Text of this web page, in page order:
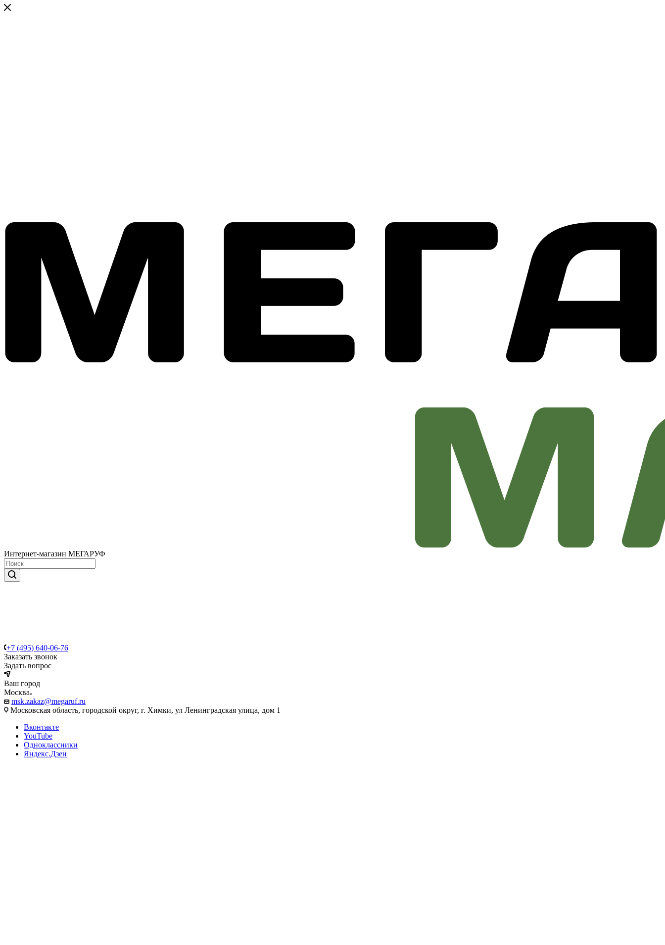
Интернет-магазин МЕГАРУФ
+7 (495) 640-06-76
Заказать звонок
Задать вопрос
Ваш город
Москва
msk.zakaz@megaruf.ru
Московская область, городской округ, г. Химки, ул Ленинградская улица, дом 1
Вконтакте
YouTube
Одноклассники
Яндекс.Дзен